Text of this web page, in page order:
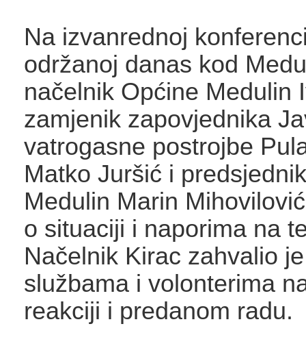
Na izvanrednoj
održanoj danas kod
načelnik Općine Medulin
zamjenik zapovjednika
vatrogasne postrojbe
Matko Juršić i
Medulin Marin
o situaciji i naporima na
Načelnik Kirac zahvalio
službama i volonterima
reakciji i predanom radu.